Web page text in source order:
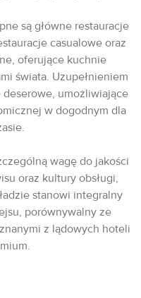
są główne restauracje
casualowe oraz
oferujące kuchnie
świata. Uzupełnieniem
deserowe, umożliwiające
w dogodnym dla
wagę do jakości
oraz kultury obsługi,
stanowi integralny
porównywalny ze
z lądowych hoteli